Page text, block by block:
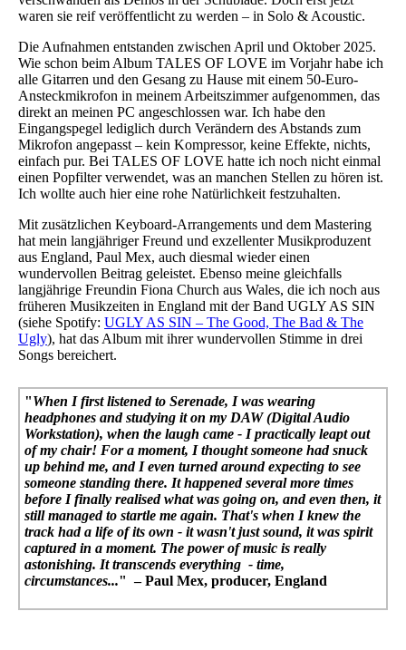
waren sie reif veröffentlicht zu werden – in Solo & Acoustic.
Die Aufnahmen entstanden zwischen April und Oktober 2025.
Wie schon beim Album TALES OF LOVE im Vorjahr habe ich
alle Gitarren und den Gesang zu Hause mit einem 50-Euro-
Ansteckmikrofon in meinem Arbeitszimmer aufgenommen, das
direkt an meinen PC angeschlossen war. Ich habe den
Eingangspegel lediglich durch Verändern des Abstands zum
Mikrofon angepasst – kein Kompressor, keine Effekte, nichts,
einfach pur. Bei TALES OF LOVE hatte ich noch nicht einmal
einen Popfilter verwendet, was an manchen Stellen zu hören ist.
Ich wollte auch hier eine rohe Natürlichkeit festzuhalten.
Mit zusätzlichen Keyboard-Arrangements und dem Mastering
hat mein langjähriger Freund und exzellenter Musikproduzent
aus England, Paul Mex, auch diesmal wieder einen
wundervollen Beitrag geleistet. Ebenso meine gleichfalls
langjährige Freundin Fiona Church aus Wales, die ich noch aus
früheren Musikzeiten in England mit der Band UGLY AS SIN
(siehe Spotify: UGLY AS SIN – The Good, The Bad & The
Ugly), hat das Album mit ihrer wundervollen Stimme in drei
Songs bereichert.
"When I first listened to Serenade, I was wearing
headphones and studying it on my DAW (Digital Audio
Workstation), when the laugh came - I practically leapt out
of my chair! For a moment, I thought someone had snuck
up behind me, and I even turned around expecting to see
someone standing there. It happened several more times
before I finally realised what was going on, and even then, it
still managed to startle me again. That's when I knew the
track had a life of its own - it wasn't just sound, it was spirit
captured in a moment. The power of music is really
astonishing. It transcends everything - time,
circumstances..." – Paul Mex, producer, England